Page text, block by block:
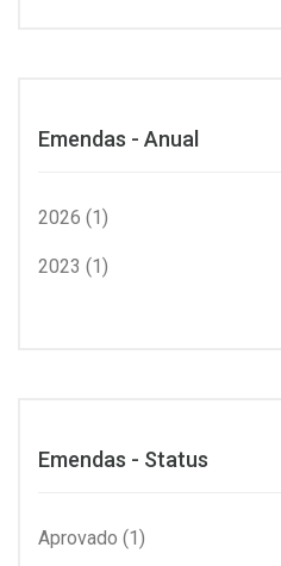
Emendas - Anual
2026 (1)
2023 (1)
Emendas - Status
Aprovado (1)